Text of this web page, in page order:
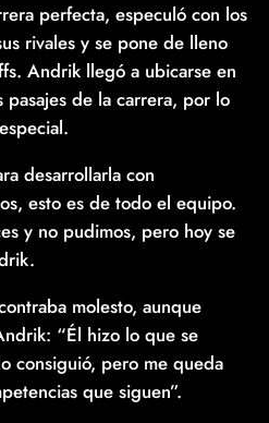
perfecta, especuló con los
rivales y se pone de lleno
Andrik llegó a ubicarse en
pasajes de la carrera, por lo
desarrollarla con
esto es de todo el equipo.
y no pudimos, pero hoy se
molesto, aunque
“Él hizo lo que se
consiguió, pero me queda
que siguen”.